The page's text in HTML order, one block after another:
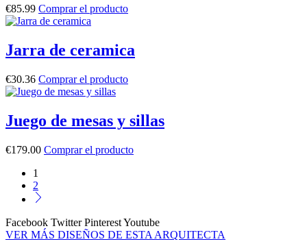
€85.99 Comprar el producto
Jarra de ceramica
€30.36 Comprar el producto
Juego de mesas y sillas
€179.00 Comprar el producto
1
2
Facebook Twitter PinterestYoutube
VER MÁS DISEÑOS DE ESTA ARQUITECTA